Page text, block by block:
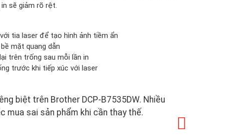
sẽ giảm rõ rệt.
tia laser để tạo hình ảnh tiềm ẩn
mặt quang dẫn
trên trống sau mỗi lần in
trước khi tiếp xúc với laser
biệt trên Brother DCP-B7535DW. Nhiều
mua sai sản phẩm khi cần thay thế.